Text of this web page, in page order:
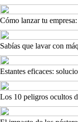
Cómo lanzar tu
Sabías que lavar con
Estantes eficaces:
Los 10 peligros ocultos